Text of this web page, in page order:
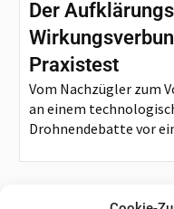
Der
Praxistest
Vom Nachzügler zum
an einem
Drohnendebatte vor